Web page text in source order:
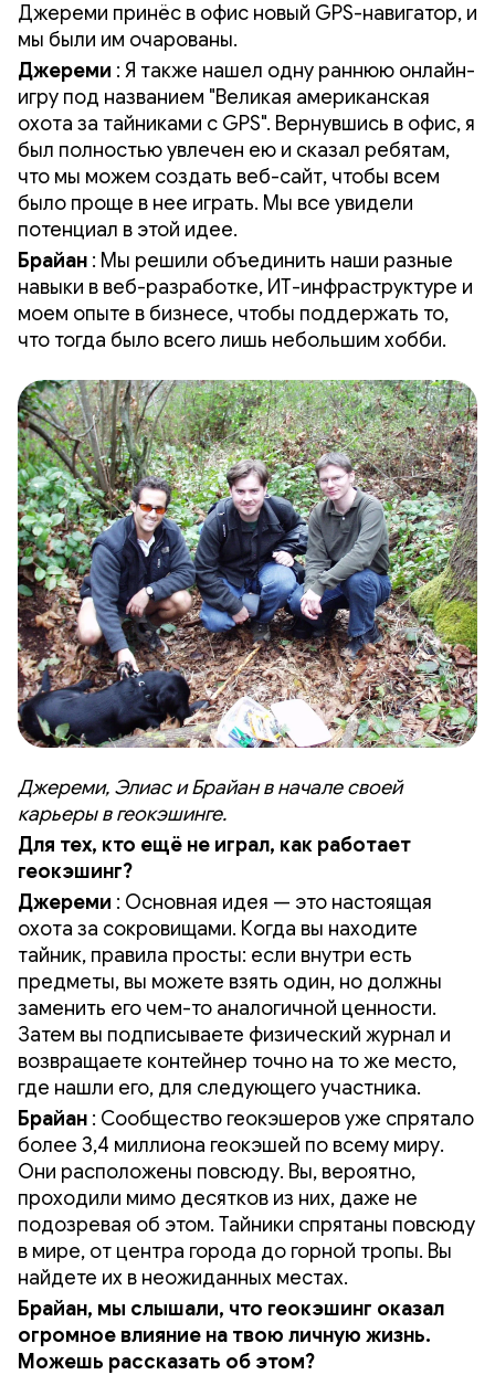
Джереми принёс в офис новый GPS-навигатор, и
мы были им очарованы.
Джереми : Я также нашел одну раннюю онлайн-
игру под названием "Великая американская
охота за тайниками с GPS". Вернувшись в офис, я
был полностью увлечен ею и сказал ребятам,
что мы можем создать веб-сайт, чтобы всем
было проще в нее играть. Мы все увидели
потенциал в этой идее.
Брайан : Мы решили объединить наши разные
навыки в веб-разработке, ИТ-инфраструктуре и
моем опыте в бизнесе, чтобы поддержать то,
что тогда было всего лишь небольшим хобби.
Джереми, Элиас и Брайан в начале своей
карьеры в геокэшинге.
Для тех, кто ещё не играл, как работает
геокэшинг?
Джереми : Основная идея — это настоящая
охота за сокровищами. Когда вы находите
тайник, правила просты: если внутри есть
предметы, вы можете взять один, но должны
заменить его чем-то аналогичной ценности.
Затем вы подписываете физический журнал и
возвращаете контейнер точно на то же место,
где нашли его, для следующего участника.
Брайан : Сообщество геокэшеров уже спрятало
более 3,4 миллиона геокэшей по всему миру.
Они расположены повсюду. Вы, вероятно,
проходили мимо десятков из них, даже не
подозревая об этом. Тайники спрятаны повсюду
в мире, от центра города до горной тропы. Вы
найдете их в неожиданных местах.
Брайан, мы слышали, что геокэшинг оказал
огромное влияние на твою личную жизнь.
Можешь рассказать об этом?